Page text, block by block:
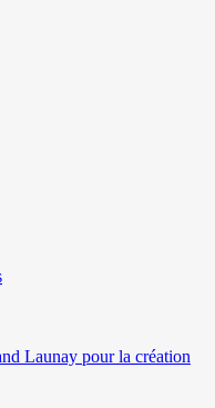
Launay pour la création